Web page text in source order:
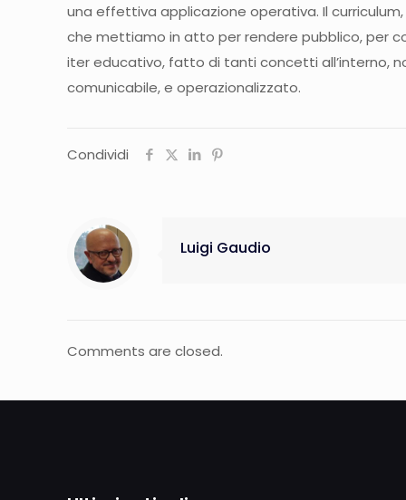
una effettiva applicazione operativa. Il
che mettiamo in atto per rendere pubblico, per
iter educativo, fatto di tanti concetti all’interno,
comunicabile, e operazionalizzato.
Condividi
Luigi Gaudio
Comments are closed.